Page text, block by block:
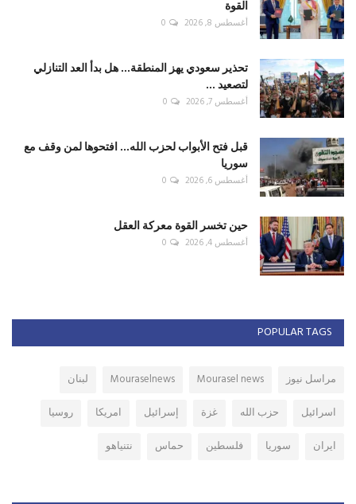
القوة
أغسطس 8, 2026 0
تحذير سعودي يهز المنطقة... هل بدأ العد التنازلي
لتصعيد ...
أغسطس 7, 2026 0
قبل فتح الأبواب لحزب الله... افتحوها لمن وقف مع
سوريا
أغسطس 6, 2026 0
حين تخسر القوة معركة العقل
أغسطس 4, 2026 0
POPULAR TAGS
مراسل نيوز Mourasel news
Mouraselnews
لبنان
اسرائيل
حزب الله غزة إسرائيل امريكا
روسيا
ايران
سوريا فلسطين حماس نتنياهو